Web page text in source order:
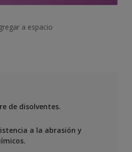
a espacio
de disolventes.
a la abrasión y